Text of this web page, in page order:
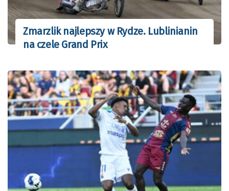
Zmarzlik najlepszy w Rydze. Lublinianin
na czele Grand Prix